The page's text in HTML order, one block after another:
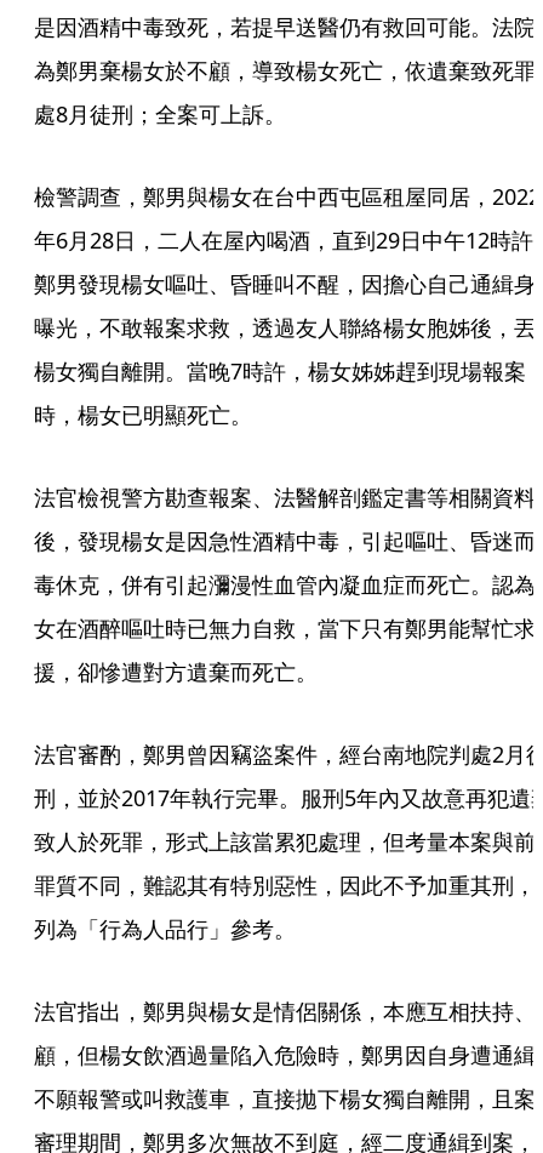
是因酒精中毒致死，若提早送醫仍有救回可能。法院
為鄭男棄楊女於不顧，導致楊女死亡，依遺棄致死罪
處8月徒刑；全案可上訴。
檢警調查，鄭男與楊女在台中西屯區租屋同居，2022
年6月28日，二人在屋內喝酒，直到29日中午12時許
鄭男發現楊女嘔吐、昏睡叫不醒，因擔心自己通緝身
曝光，不敢報案求救，透過友人聯絡楊女胞姊後，丟
楊女獨自離開。當晚7時許，楊女姊姊趕到現場報案
時，楊女已明顯死亡。
法官檢視警方勘查報案、法醫解剖鑑定書等相關資料
後，發現楊女是因急性酒精中毒，引起嘔吐、昏迷而
毒休克，併有引起瀰漫性血管內凝血症而死亡。認為
女在酒醉嘔吐時已無力自救，當下只有鄭男能幫忙求
援，卻慘遭對方遺棄而死亡。
法官審酌，鄭男曾因竊盜案件，經台南地院判處2月
刑，並於2017年執行完畢。服刑5年內又故意再犯遺
致人於死罪，形式上該當累犯處理，但考量本案與前
罪質不同，難認其有特別惡性，因此不予加重其刑，
列為「行為人品行」參考。
法官指出，鄭男與楊女是情侶關係，本應互相扶持、
顧，但楊女飲酒過量陷入危險時，鄭男因自身遭通緝
不願報警或叫救護車，直接拋下楊女獨自離開，且案
審理期間，鄭男多次無故不到庭，經二度通緝到案，